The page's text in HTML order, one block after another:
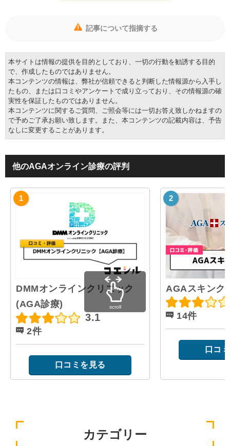
記事について指摘する
本サイトは情報の提供を目的としており、一切の行動を勧誘する目的
で、作成したものではありません。
本コンテンツの情報は、弊社が信頼できると判断した情報源から入手し
たもの、または口コミやアンケートで成り立っており、その情報源の確
実性を保証したものではありません。
本コンテンツに関するご質問、ご照会等には一切お答え致しかねますの
で予めご了承お願い致します。また、本コンテンツの記載内容は、予告
なしに変更することがあります。
他のAGAオンライン診療の評判
DMMオンラインクリニック
(AGA診療)
3.1
2件
口コミを見る
AGAスキンク
14件
口コ
scroll
カテゴリー